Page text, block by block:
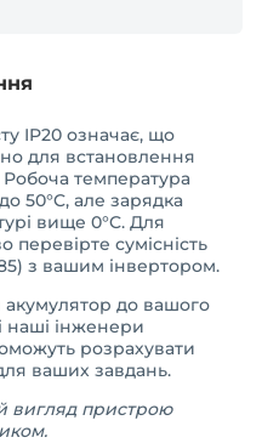
IP20 означає, що
для встановлення
температура
50°C, але зарядка
вище 0°C. Для
перевірте сумісність
з вашим інвертором.
акумулятор до вашого
наші інженери
розрахувати
ваших завдань.
вигляд пристрою